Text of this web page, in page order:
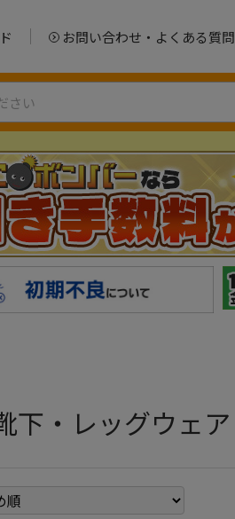
お問い合わせ・よくある質問
下・レッグウェア